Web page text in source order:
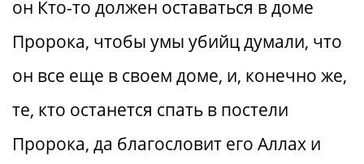
он Кто-то должен оставаться в доме
Пророка, чтобы умы убийц думали, что
он все еще в своем доме, и, конечно же,
те, кто останется спать в постели
Пророка, да благословит его Аллах и